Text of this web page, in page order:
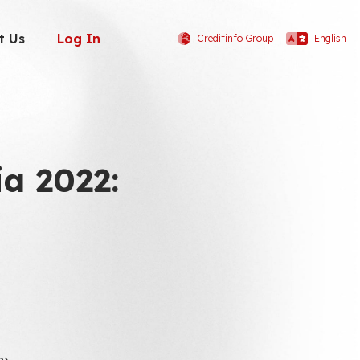
Us Log In Creditinfo Group English
2022: